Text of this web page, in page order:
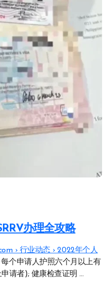
办理全攻略
› 行业动态 › 2022年个人
个申请人护照六个月以上有
请者); 健康检查证明 …